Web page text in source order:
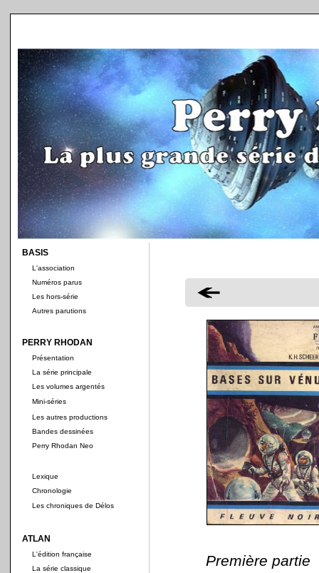
BASIS
L'association
Numéros parus
Les hors-série
Autres parutions
PERRY RHODAN
Présentation
La série principale
Les volumes argentés
Mini-séries
Les autres productions
Bandes dessinées
Perry Rhodan Neo
Lexique
Chronologie
Les chroniques de Délos
ATLAN
L'édition française
La série classique
Première partie